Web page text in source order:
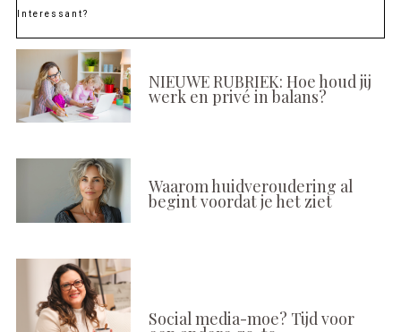
Interessant?
NIEUWE RUBRIEK: Hoe houd jij
werk en privé in balans?
Waarom huidveroudering al
begint voordat je het ziet
Social media-moe? Tijd voor